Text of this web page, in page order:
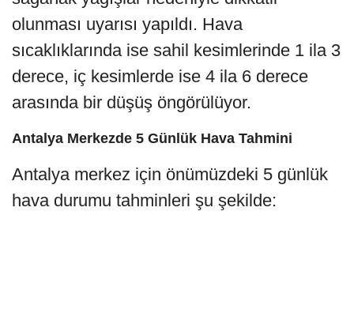
olunması uyarısı yapıldı. Hava
sıcaklıklarında ise sahil kesimlerinde 1 ila 3
derece, iç kesimlerde ise 4 ila 6 derece
arasında bir düşüş öngörülüyor.
Antalya Merkezde 5 Günlük Hava Tahmini
Antalya merkez için önümüzdeki 5 günlük
hava durumu tahminleri şu şekilde: